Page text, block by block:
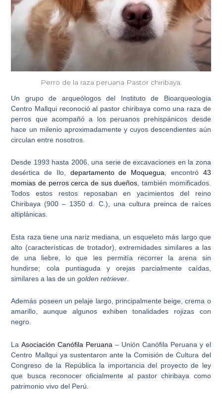
Perro de la raza peruana Pastor chiribaya.
Un grupo de arqueólogos del Instituto de Bioarqueologia
Centro Mallqui reconoció al pastor chiribaya como una raza de
perros que acompañó a los peruanos prehispánicos desde
hace un milenio aproximadamente y cuyos descendientes aún
circulan entre nosotros.
Desde 1993 hasta 2006, una serie de excavaciones en la zona
desértica de Ilo, departamento de Moquegua, encontró 43
momias de perros cerca de sus dueños, también momificados.
Todos estos restos reposaban en yacimientos del reino
Chiribaya (900 – 1350 d. C.), una cultura preinca de raíces
altiplánicas.
Esta raza tiene una nariz mediana , un esqueleto más largo que
alto (características de trotador),extremidades similares a las
de una liebre, lo que les permitía recorrer la arena sin
hundirse; cola puntiaguda y orejas parcialmente caídas,
similares a las de ungolden retriever
Además poseen un pelaje largo, principalmente beige, crema o
amarillo, aunque algunos exhiben tonalidades rojizas con
negro.
LaAsociación Canófila Peruana – Unión Canófila Peruana y el
Centro Mallquiya sustentaron ante la Comisión de Cultura del
Congreso de la República la importancia del proyecto de ley
que busca reconocer oficialmente al pastor chiribaya como
patrimonio vivo del Perú